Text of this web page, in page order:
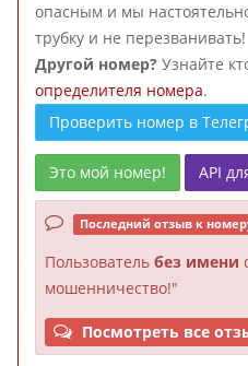
опасным и мы
трубку и не перезванивать!
Другой номер? Узнайте
определителя номера.
Проверить номер в
Это мой номер! API
Последний отзыв к
Пользователь без имени
мошенничество!"
Посмотреть все